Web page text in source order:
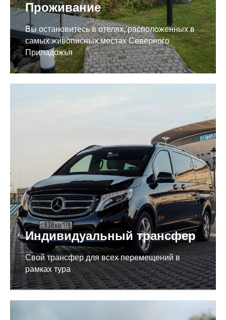
Проживание
Вы остановитесь в отелях, расположенных в
самых живописных местах Северного
Приладожья
Индивидуальный трансфер
Свой трансфер для всех перемещений в
рамках тура